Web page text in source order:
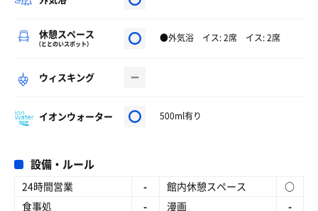
休憩スペース
（ととのいスポット） ●外気浴 イス: 2席 イス: 2席
ウィスキング
イオンウォーター 500ml有り
設備・ルール
24時間営業 - 館内休憩スペース
○
食事処
- 漫画
-